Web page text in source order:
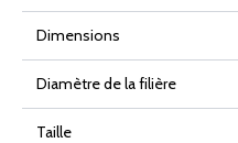
Dimensions
Diamètre de la filière
Taille